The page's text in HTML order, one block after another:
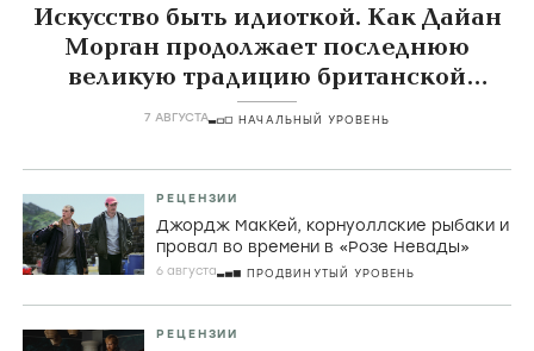
Искусство быть идиоткой. Как Дайан
Морган продолжает последнюю
великую традицию британской
комедии
7 АВГУСТА НАЧАЛЬНЫЙ УРОВЕНЬ
РЕЦЕНЗИИ
Джордж МакКей, корнуоллские рыбаки и
провал во времени в «Розе Невады»
6 августа ПРОДВИНУТЫЙ УРОВЕНЬ
РЕЦЕНЗИИ